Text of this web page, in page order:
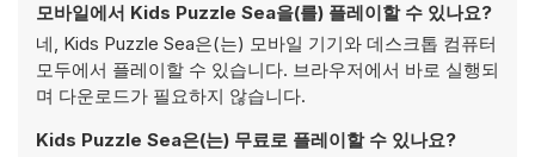
모바일에서 Kids Puzzle Sea을(를) 플레이할 수 있나요?
네, Kids Puzzle Sea은(는) 모바일 기기와 데스크톱 컴퓨터
모두에서 플레이할 수 있습니다. 브라우저에서 바로 실행되
며 다운로드가 필요하지 않습니다.
Kids Puzzle Sea은(는) 무료로 플레이할 수 있나요?